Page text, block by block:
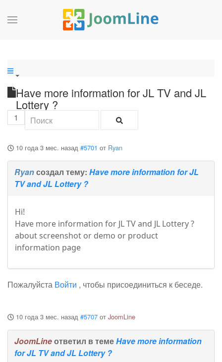
Have more information for JL TV and JL
Lottery ?
1
10 года 3 мес. назад #5701 от Ryan
Ryanсоздал тему: Have more information for JL
TV and JL Lottery ?
Hi!
Have more information for JL TV and JL Lottery ?
about screenshot or demo or product
information page
Пожалуйста Войти , чтобы присоединиться к беседе.
10 года 3 мес. назад #5707 от JoomLine
JoomLineответил в темеHave more information
for JL TV and JL Lottery ?